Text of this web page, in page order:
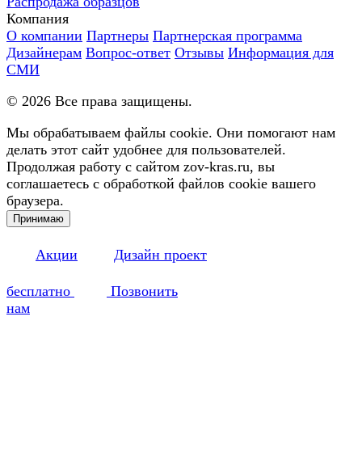
Компания
О компании Партнеры Партнерская программа
Дизайнерам Вопрос-ответ Отзывы Информация для
СМИ
© 2026 Все права защищены.
Мы обрабатываем файлы cookie. Они помогают нам
делать этот сайт удобнее для пользователей.
Продолжая работу с сайтом zov-kras.ru, вы
соглашаетесь с обработкой файлов cookie вашего
браузера.
Принимаю
Акции Дизайн проект
бесплатно
Позвонить
нам